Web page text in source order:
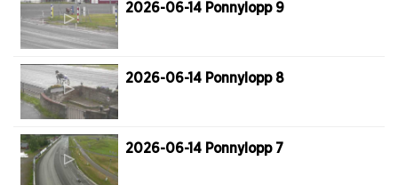
2026-06-14 Ponnylopp 9
2026-06-14 Ponnylopp 8
2026-06-14 Ponnylopp 7